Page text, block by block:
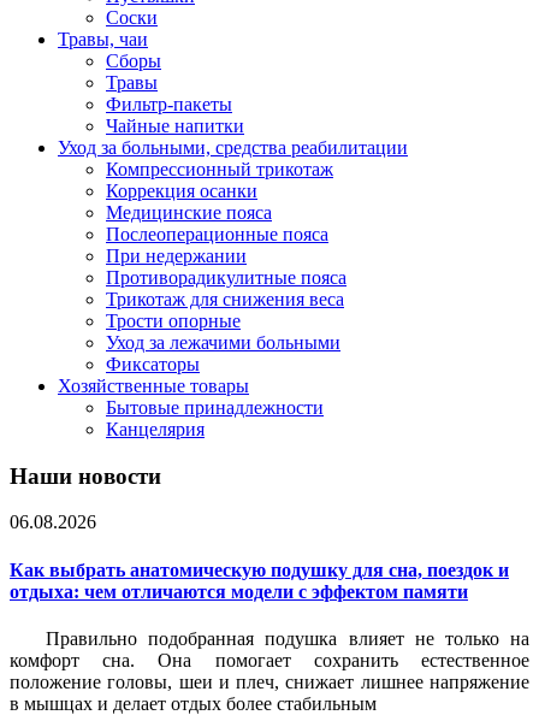
Соски
Травы, чаи
Сборы
Травы
Фильтр-пакеты
Чайные напитки
Уход за больными, средства реабилитации
Компрессионный трикотаж
Коррекция осанки
Медицинские пояса
Послеоперационные пояса
При недержании
Противорадикулитные пояса
Трикотаж для снижения веса
Трости опорные
Уход за лежачими больными
Фиксаторы
Хозяйственные товары
Бытовые принадлежности
Канцелярия
Наши новости
06.08.2026
Как выбрать анатомическую подушку для сна, поездок и
отдыха: чем отличаются модели с эффектом памяти
Правильно подобранная подушка влияет не только на
комфорт сна. Она помогает сохранить естественное
положение головы, шеи и плеч, снижает лишнее напряжение
в мышцах и делает отдых более стабильным